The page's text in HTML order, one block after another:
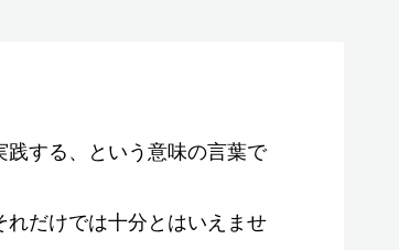
する、という意味の言葉で
だけでは十分とはいえませ